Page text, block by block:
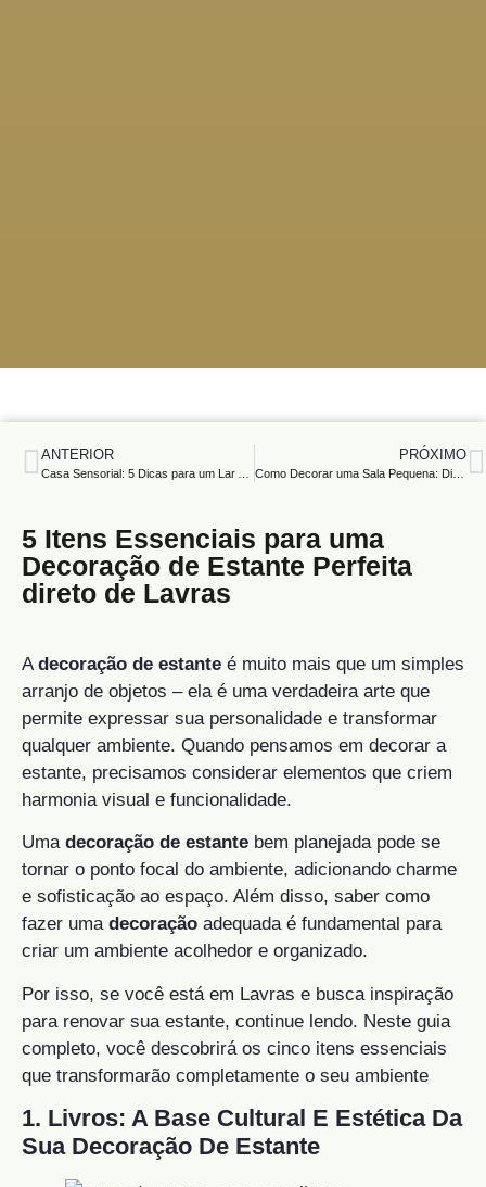
ANTERIOR PRÓXIMO
Como Decorar uma Sala Pequena: Dicas Práticas
5 Itens Essenciais para uma
Decoração de Estante Perfeita
direto de Lavras
Adecoração de estante é muito mais que um simples
arranjo de objetos – ela é uma verdadeira arte que
permite expressar sua personalidade e transformar
qualquer ambiente. Quando pensamos em decorar a
estante, precisamos considerar elementos que criem
harmonia visual e funcionalidade.
Uma decoração de estante bem planejada pode se
tornar o ponto focal do ambiente, adicionando charme
e sofisticação ao espaço. Além disso, saber como
fazer uma decoração adequada é fundamental para
criar um ambiente acolhedor e organizado.
Por isso, se você está em Lavras e busca inspiração
para renovar sua estante, continue lendo. Neste guia
completo, você descobrirá os cinco itens essenciais
que transformarão completamente o seu ambiente
1. Livros: A Base Cultural E Estética Da
Sua Decoração De Estante